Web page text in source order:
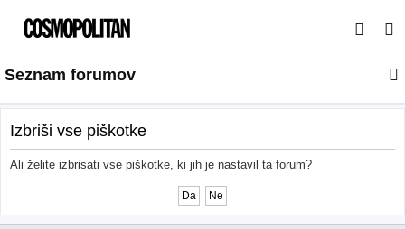
s
a
j
Seznam forumov
Izbriši vse piškotke
Ali želite izbrisati vse piškotke, ki jih je nastavil ta forum?